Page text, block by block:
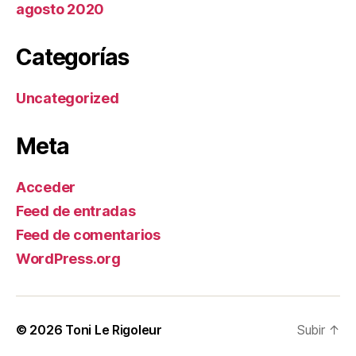
agosto 2020
Categorías
Uncategorized
Meta
Acceder
Feed de entradas
Feed de comentarios
WordPress.org
© 2026 Toni Le Rigoleur Subir ↑